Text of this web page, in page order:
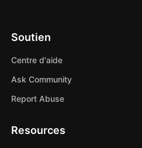
Soutien
Centre d'aide
Ask Community
Report Abuse
Resources